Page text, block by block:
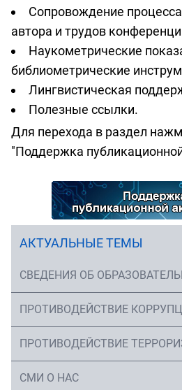
Сопровождение
автора и трудов
Наукометрические
библиометрические
Лингвистическая
Полезные ссылки.
Для перехода в раздел
"Поддержка
АКТУАЛЬНЫЕ ТЕМЫ
СВЕДЕНИЯ ОБ
ПРОТИВОДЕЙСТВИЕ
ПРОТИВОДЕЙСТВИЕ
СМИ О НАС